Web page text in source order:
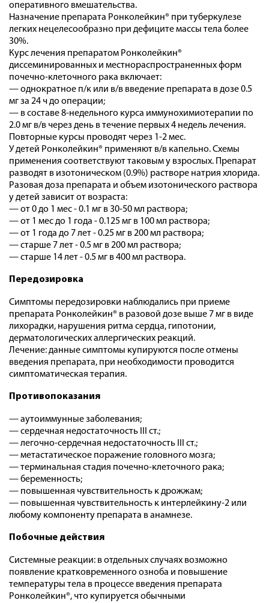
оперативного вмешательства.
Назначение препарата Ронколейкин® при туберкулезе
легких нецелесообразно при дефиците массы тела более
30%.
Курс лечения препаратом Ронколейкин®
диссеминированных и местнораспространенных форм
почечно-клеточного рака включает:
— однократное п/к или в/в введение препарата в дозе 0.5
мг за 24 ч до операции;
— в составе 8-недельного курса иммунохимиотерапии по
2.0 мг в/в через день в течение первых 4 недель лечения.
Повторные курсы проводят через 1-2 мес.
У детей Ронколейкин® применяют в/в капельно. Схемы
применения соответствуют таковым у взрослых. Препарат
разводят в изотоническом (0.9%) растворе натрия хлорида.
Разовая доза препарата и объем изотонического раствора
у детей зависит от возраста:
— от 0 до 1 мес - 0.1 мг в 30-50 мл раствора;
— от 1 мес до 1 года - 0.125 мг в 100 мл раствора;
— от 1 года до 7 лет - 0.25 мг в 200 мл раствора;
— старше 7 лет - 0.5 мг в 200 мл раствора;
— старше 14 лет - 0.5 мг в 400 мл раствора.
Передозировка
Симптомы передозировки наблюдались при приеме
препарата Ронколейкин® в разовой дозе выше 7 мг в виде
лихорадки, нарушения ритма сердца, гипотонии,
дерматологических аллергических реакций.
Лечение: данные симптомы купируются после отмены
введения препарата, при необходимости проводится
симптоматическая терапия.
Противопоказания
— аутоиммунные заболевания;
— сердечная недостаточность III ст.;
— легочно-сердечная недостаточность III ст.;
— метастатическое поражение головного мозга;
— терминальная стадия почечно-клеточного рака;
— беременность;
— повышенная чувствительность к дрожжам;
— повышенная чувствительность к интерлейкину-2 или
любому компоненту препарата в анамнезе.
Побочные действия
Системные реакции: в отдельных случаях возможно
появление кратковременного озноба и повышение
температуры тела в процессе введения препарата
Ронколейкин®, что купируется обычными